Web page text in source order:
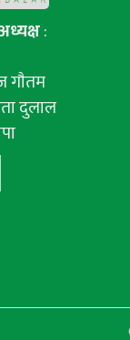
:
गाैतम
दुलाल